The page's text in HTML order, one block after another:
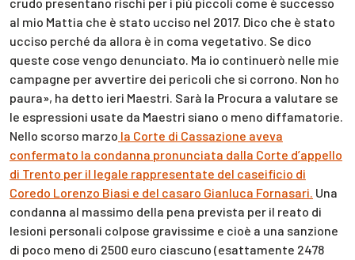
al mio Mattia che è stato ucciso nel 2017. Dico che è stato
ucciso perché da allora è in coma vegetativo. Se dico
queste cose vengo denunciato. Ma io continuerò nelle mie
campagne per avvertire dei pericoli che si corrono. Non ho
paura», ha detto ieri Maestri. Sarà la Procura a valutare se
le espressioni usate da Maestri siano o meno diffamatorie.
Nello scorso marzo la Corte di Cassazione aveva
confermato la condanna pronunciata dalla Corte d’appello
di Trento per il legale rappresentate del caseificio di
Coredo Lorenzo Biasi e del casaro Gianluca Fornasari. Una
condanna al massimo della pena prevista per il reato di
lesioni personali colpose gravissime e cioè a una sanzione
di poco meno di 2500 euro ciascuno (esattamente 2478